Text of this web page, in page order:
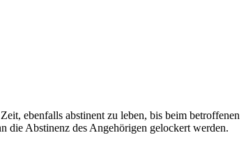
ebenfalls abstinent zu leben, bis beim betroffenen
die Abstinenz des Angehörigen gelockert werden.